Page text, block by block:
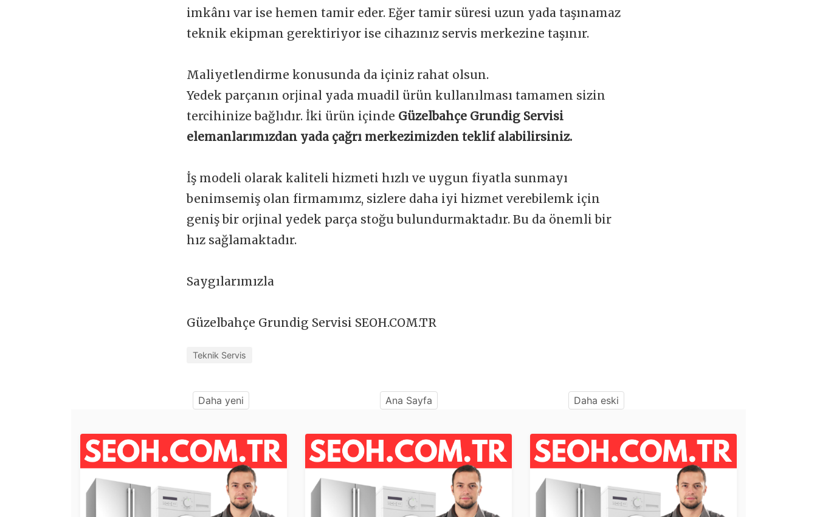
imkânı var ise hemen tamir eder. Eğer tamir süresi uzun yada taşınamaz
teknik ekipman gerektiriyor ise cihazınız servis merkezine taşınır.
Maliyetlendirme konusunda da içiniz rahat olsun.
Yedek parçanın orjinal yada muadil ürün kullanılması tamamen sizin
tercihinize bağlıdır. İki ürün içinde Güzelbahçe Grundig Servisi
elemanlarımızdan yada çağrı merkezimizden teklif alabilirsiniz.
İş modeli olarak kaliteli hizmeti hızlı ve uygun fiyatla sunmayı
benimsemiş olan firmamımz, sizlere daha iyi hizmet verebilemk için
geniş bir orjinal yedek parça stoğu bulundurmaktadır. Bu da önemli bir
hız sağlamaktadır.
Saygılarımızla
Güzelbahçe Grundig Servisi SEOH.COM.TR
Teknik Servis
Daha yeni Ana Sayfa Daha eski